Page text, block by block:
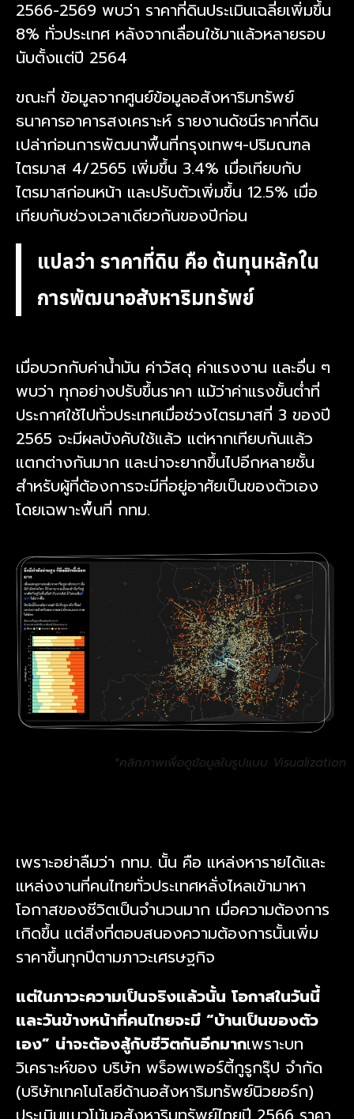
2566-2569 พบว่า ราคาที่ดินประเมินเฉลี่ยเพิ่มขึ้น
8% ทั่วประเทศ หลังจากเลื่อนใช้มาแล้วหลายรอบ
นับตั้งแต่ปี 2564
ขณะที่ ข้อมูลจากศูนย์ข้อมูลอสังหาริมทรัพย์
ธนาคารอาคารสงเคราะห์ รายงานดัชนีราคาที่ดิน
เปล่าก่อนการพัฒนาพื้นที่กรุงเทพฯ-ปริมณฑล
ไตรมาส 4/2565 เพิ่มขึ้น 3.4% เมื่อเทียบกับ
ไตรมาสก่อนหน้า และปรับตัวเพิ่มขึ้น 12.5% เมื่อ
เทียบกับช่วงเวลาเดียวกันของปีก่อน
แปลว่า ราคาที่ดิน คือ ต้นทุนหลักใน
การพัฒนาอสังหาริมทรัพย์
เมื่อบวกกับค่าน้ำมัน ค่าวัสดุ ค่าแรงงาน และอื่น ๆ
พบว่า ทุกอย่างปรับขึ้นราคา แม้ว่าค่าแรงขั้นต่ำที่
ประกาศใช้ไปทั่วประเทศเมื่อช่วงไตรมาสที่ 3 ของปี
2565 จะมีผลบังคับใช้แล้ว แต่หากเทียบกันแล้ว
แตกต่างกันมาก และน่าจะยากขึ้นไปอีกหลายชั้น
สำหรับผู้ที่ต้องการจะมีที่อยู่อาศัยเป็นของตัวเอง
โดยเฉพาะพื้นที่ กทม.
*คลิกภาพเพื่อดูข้อมูลในรูปแบบ Visualization
เพราะอย่าลืมว่า กทม. นั้น คือ แหล่งหารายได้และ
แหล่งงานที่คนไทยทั่วประเทศหลั่งไหลเข้ามาหา
โอกาสของชีวิตเป็นจำนวนมาก เมื่อความต้องการ
เกิดขึ้น แต่สิ่งที่ตอบสนองความต้องการนั้นเพิ่ม
ราคาขึ้นทุกปีตามภาวะเศรษฐกิจ
แต่ในภาวะความเป็นจริงแล้วนั้น โอกาสในวันนี้
และวันข้างหน้าที่คนไทยจะมี “บ้านเป็นของตัว
เอง” น่าจะต้องสู้กับชีวิตกันอีกมากเพราะบท
วิเคราะห์ของ บริษัท พร็อพเพอร์ตี้กูรูกรุ๊ป จำกัด
(บริษัทเทคโนโลยีด้านอสังหาริมทรัพย์นิวยอร์ก)